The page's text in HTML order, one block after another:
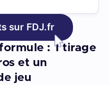
sur FDJ.fr
: 1 tirage
et un
jeu